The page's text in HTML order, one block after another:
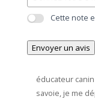
Cette note
Envoyer un avis
éducateur
savoie, je me